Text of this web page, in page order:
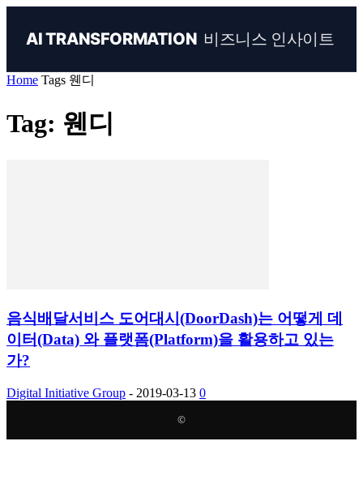
AI TRANSFORMATION 비즈니스 인사이트
Home Tags 웬디
Tag: 웬디
음식배달서비스 도어대시(DoorDash)는 어떻게 데
이터(Data) 와 플랫폼(Platform)을 활용하고 있는
가?
Digital Initiative Group - 2019-03-13 0
©